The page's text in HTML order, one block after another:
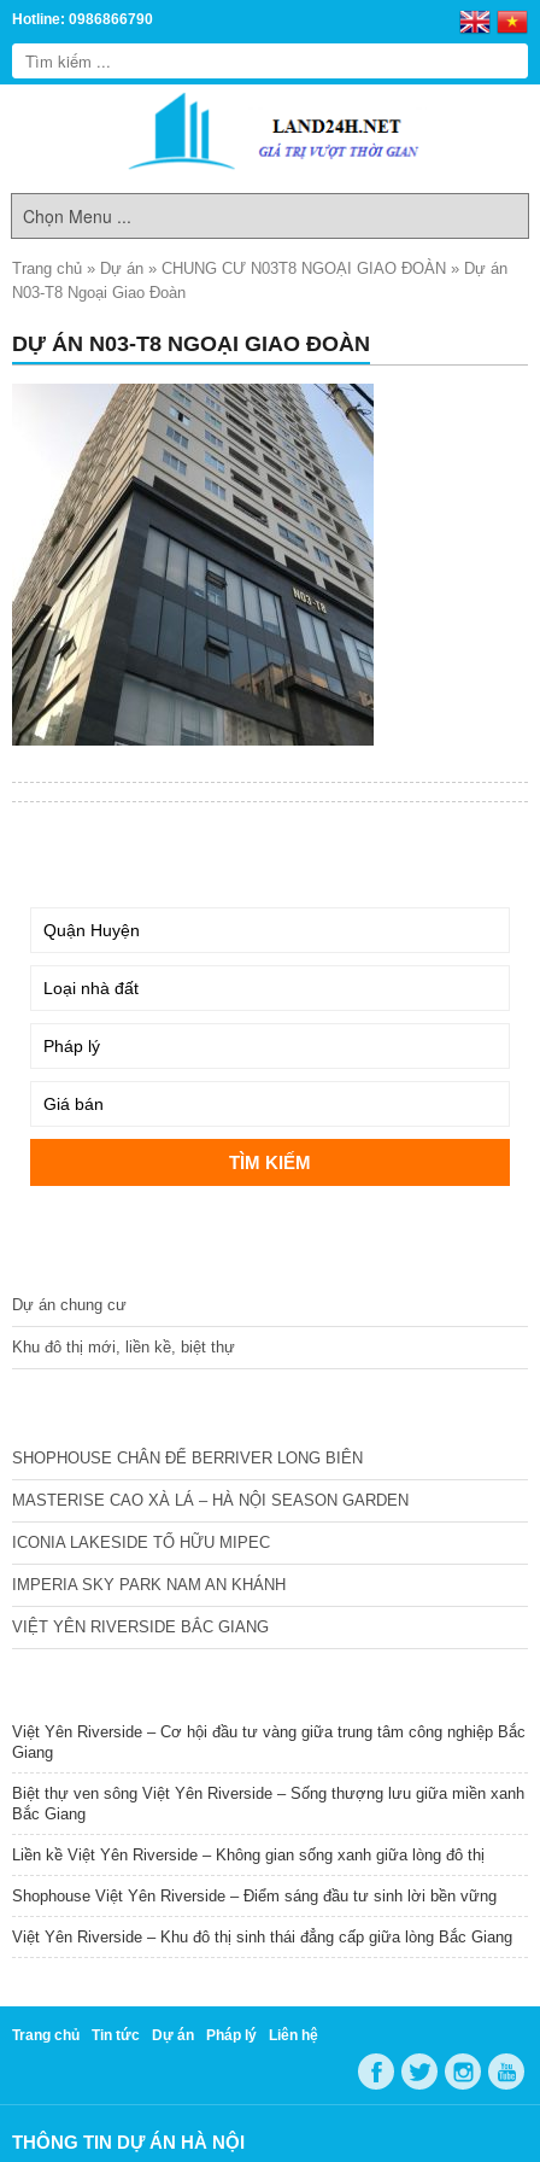
Hotline: 0986866790
Trang chủ » Dự án » CHUNG CƯ N03T8 NGOẠI GIAO ĐOÀN » Dự án
N03-T8 Ngoại Giao Đoàn
DỰ ÁN N03-T8 NGOẠI GIAO ĐOÀN
Dự án chung cư
Khu đô thị mới, liền kề, biệt thự
SHOPHOUSE CHÂN ĐẾ BERRIVER LONG BIÊN
MASTERISE CAO XÀ LÁ – HÀ NỘI SEASON GARDEN
ICONIA LAKESIDE TỐ HỮU MIPEC
IMPERIA SKY PARK NAM AN KHÁNH
VIỆT YÊN RIVERSIDE BẮC GIANG
Việt Yên Riverside – Cơ hội đầu tư vàng giữa trung tâm công nghiệp Bắc
Giang
Biệt thự ven sông Việt Yên Riverside – Sống thượng lưu giữa miền xanh
Bắc Giang
Liền kề Việt Yên Riverside – Không gian sống xanh giữa lòng đô thị
Shophouse Việt Yên Riverside – Điểm sáng đầu tư sinh lời bền vững
Việt Yên Riverside – Khu đô thị sinh thái đẳng cấp giữa lòng Bắc Giang
Trang chủ Tin tức Dự án Pháp lý Liên hệ
THÔNG TIN DỰ ÁN HÀ NỘI